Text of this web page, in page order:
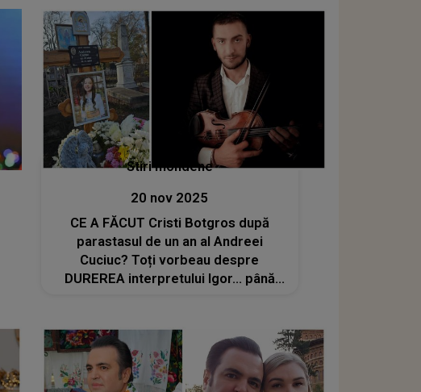
Stiri mondene
20 nov 2025
CE A FĂCUT Cristi Botgros după
parastasul de un an al Andreei
Cuciuc? Toți vorbeau despre
DUREREA interpretului Igor... până
Facebook